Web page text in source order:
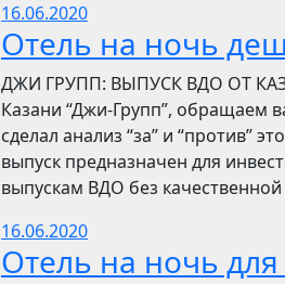
16.06.2020
Отель на ночь
​​ДЖИ ГРУПП: ВЫПУСК ВДО ОТ
Казани “Джи-Групп”,
сделал анализ “за” и “против”
выпуск предназначен для
выпускам ВДО без
16.06.2020
Отель на ночь